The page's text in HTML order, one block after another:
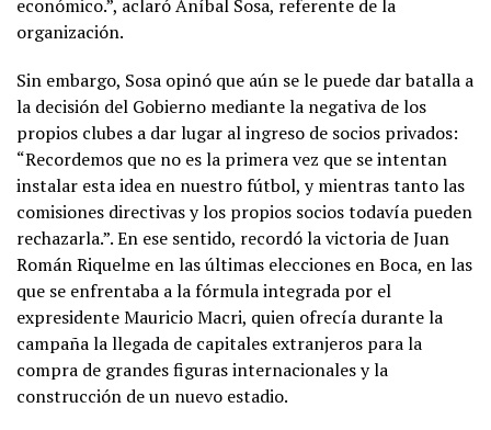
económico.”, aclaró Aníbal Sosa, referente de la
organización.
Sin embargo, Sosa opinó que aún se le puede dar batalla a
la decisión del Gobierno mediante la negativa de los
propios clubes a dar lugar al ingreso de socios privados:
“Recordemos que no es la primera vez que se intentan
instalar esta idea en nuestro fútbol, y mientras tanto las
comisiones directivas y los propios socios todavía pueden
rechazarla.”. En ese sentido, recordó la victoria de Juan
Román Riquelme en las últimas elecciones en Boca, en las
que se enfrentaba a la fórmula integrada por el
expresidente Mauricio Macri, quien ofrecía durante la
campaña la llegada de capitales extranjeros para la
compra de grandes figuras internacionales y la
construcción de un nuevo estadio.